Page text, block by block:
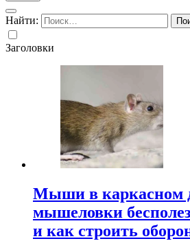
Найти:
Заголовки
Мыши в каркасном
мышеловки
и как строить